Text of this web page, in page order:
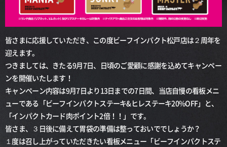
皆さまに応援していただき、この度ビーフインパクト松戸店は２周年を
迎えます。
つきましては、きたる9月7日、日頃のご愛顧に感謝を込めてキャンペー
ンを開催いたします！
キャンペーン内容は9月7日より13日までの7日間、当店自慢の看板メニ
ューである「ビーフインパクトステーキ&ヒレステーキ20%OFF」と、
「インパクトカード肉ポイント2倍！！」です。
皆さま、３日後に備えて胃袋の準備は整っておいででしょうか？
１度は召し上がっていただきたい看板メニュー「ビーフインパクトステ